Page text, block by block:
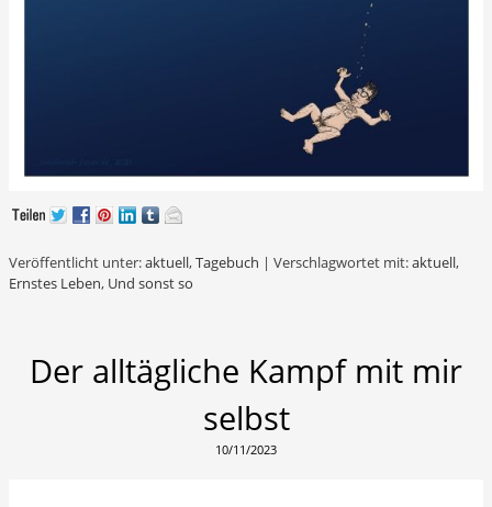
Veröffentlicht unter:aktuell,Tagebuch | Verschlagwortet mit:aktuell,
Ernstes Leben, Und sonst so
Der alltägliche Kampf mit mir
selbst
10/11/2023